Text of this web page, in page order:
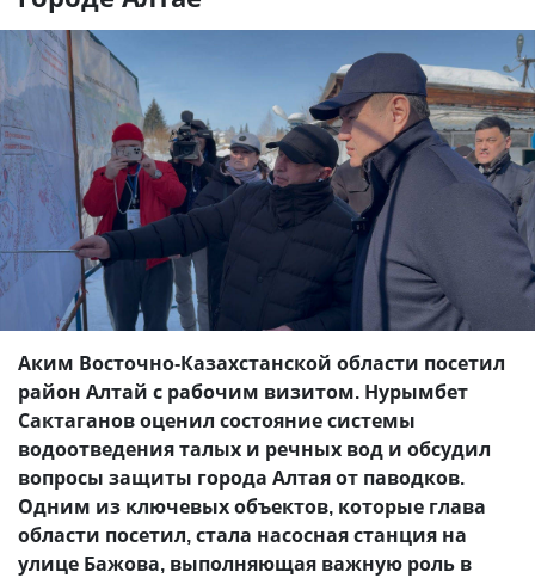
Аким Восточно-Казахстанской области посетил
район Алтай с рабочим визитом. Нурымбет
Сактаганов оценил состояние системы
водоотведения талых и речных вод и обсудил
вопросы защиты города Алтая от паводков.
Одним из ключевых объектов, которые глава
области посетил, стала насосная станция на
улице Бажова, выполняющая важную роль в